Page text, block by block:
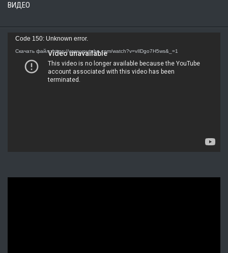
ВИДЕО
Видеоплеер
Code 150: Unknown error.
Скачать файл: https://www.youtube.com/watch?v=vIlDgo7H5ws&_=1